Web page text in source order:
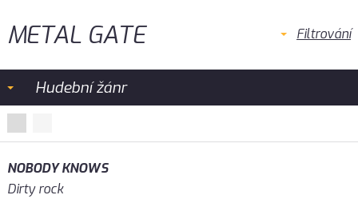
METAL GATE Filtrování
Hudební žánr
NOBODY KNOWS
Dirty rock